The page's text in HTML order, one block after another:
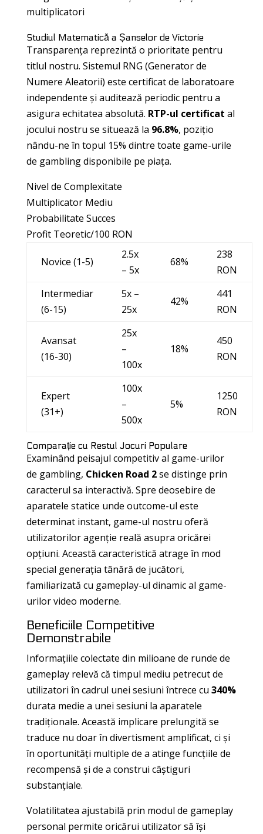
multiplicatori
Studiul Matematică a Șanselor de Victorie
Transparența reprezintă o prioritate pentru
titlul nostru. Sistemul RNG (Generator de
Numere Aleatorii) este certificat de laboratoare
independente și auditează periodic pentru a
asigura echitatea absolută. RTP-ul certificat al
jocului nostru se situează la 96.8%, pozițio
nându-ne în topul 15% dintre toate game-urile
de gambling disponibile pe piața.
Nivel de Complexitate
Multiplicator Mediu
Probabilitate Succes
Profit Teoretic/100 RON
Novice (1-5)
2.5x
– 5x
68%
238
RON
Intermediar
(6-15)
5x –
25x
42%
441
RON
Avansat
(16-30)
25x
–
100x
18%
450
RON
Expert
(31+)
100x
–
500x
5%
1250
RON
Comparație cu Restul Jocuri Populare
Examinând peisajul competitiv al game-urilor
de gambling, Chicken Road 2se distinge prin
caracterul sa interactivă. Spre deosebire de
aparatele statice unde outcome-ul este
determinat instant, game-ul nostru oferă
utilizatorilor agenție reală asupra oricărei
opțiuni. Această caracteristică atrage în mod
special generația tânără de jucători,
familiarizată cu gameplay-ul dinamic al game-
urilor video moderne.
Beneficiile Competitive
Demonstrabile
Informațiile colectate din milioane de runde de
gameplay relevă că timpul mediu petrecut de
utilizatori în cadrul unei sesiuni întrece cu 340%
durata medie a unei sesiuni la aparatele
tradiționale. Această implicare prelungită se
traduce nu doar în divertisment amplificat, ci și
în oportunități multiple de a atinge funcțiile de
recompensă și de a construi câștiguri
substanțiale.
Volatilitatea ajustabilă prin modul de gameplay
personal permite oricărui utilizator să își